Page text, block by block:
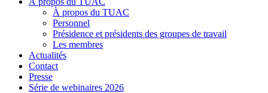
À propos du TUAC
Personnel
Présidence et présidents des groupes de travail
Les membres
Actualités
Contact
Presse
Série de webinaires 2026